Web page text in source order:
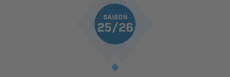
SAISON
25/26